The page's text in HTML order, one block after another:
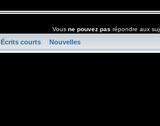
Vous ne pouvez pas répondre aux
Écrits courts :: Nouvelles